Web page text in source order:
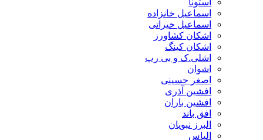
اسماعیل خانزاده
اسماعیل خیراتی
اشکان کشاورز
اشکان کینگ
اشلی.ک و بی رپ
اشوان
اصغر حسینی
افشین آذری
افشین باران
افق باند
البرز نبویان
الیاس